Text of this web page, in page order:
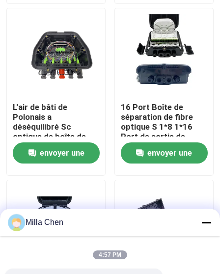
Au sujet de nous
Visite d'usine
Contrôle de qualité
Contactez-nous
Cas
Demandez une citation
L'air de bâti de
Polonais a
déséquilibré Sc
optique de boîte de
fibre de diviseur du
PETIT SOMME 8
SC/APC CTO 1X8 1X2
envoyer une
16 Port Boîte de
séparation de fibre
optique S 1*8 1*16
Port de sortie de
câble carré Pour la
construction et la
gestion du réseau
envoyer une
Milla Chen
4:57 PM